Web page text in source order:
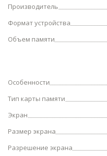
Производитель
Формат устройства
Объем памяти
Особенности
Тип карты памяти
Экран
Размер экрана
Разрешение экрана